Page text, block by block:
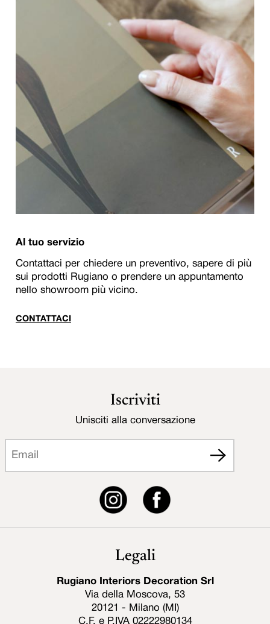
Al tuo servizio
Contattaci per chiedere un preventivo, sapere di più
sui prodotti Rugiano o prendere un appuntamento
nello showroom più vicino.
CONTATTACI
Legali
Rugiano Interiors Decoration Srl
Via della Moscova, 53
20121 - Milano (MI)
C.F. e P.IVA 02222980134
Iscriviti
Unisciti alla conversazione